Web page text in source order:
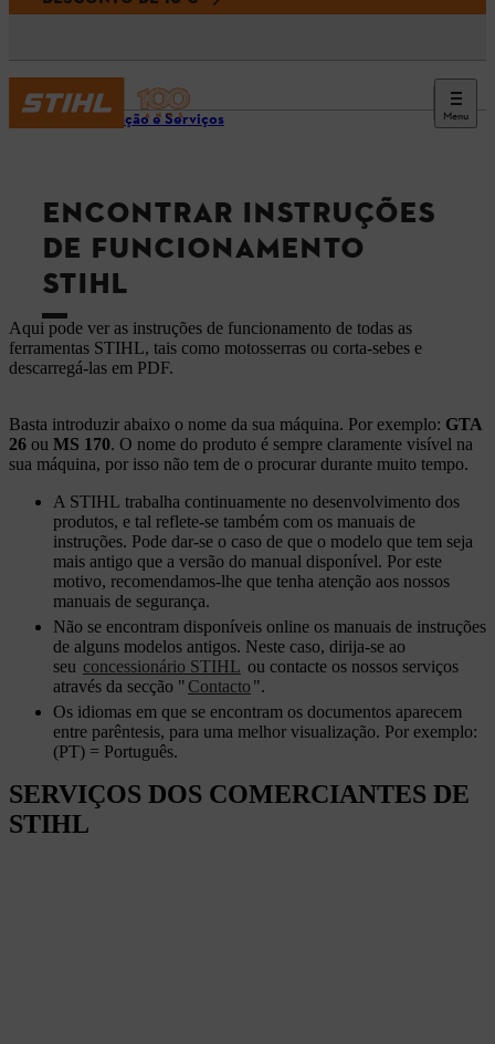
Menu
Informação e Serviços
ENCONTRAR INSTRUÇÕES
DE FUNCIONAMENTO
STIHL
Aqui pode ver as instruções de funcionamento de todas as
ferramentas STIHL, tais como motosserras ou corta-sebes e
descarregá-las em PDF.
Basta introduzir abaixo o nome da sua máquina. Por exemplo: GTA
26 ou MS 170. O nome do produto é sempre claramente visível na
sua máquina, por isso não tem de o procurar durante muito tempo.
A STIHL trabalha continuamente no desenvolvimento dos
produtos, e tal reflete-se também com os manuais de
instruções. Pode dar-se o caso de que o modelo que tem seja
mais antigo que a versão do manual disponível. Por este
motivo, recomendamos-lhe que tenha atenção aos nossos
manuais de segurança.
Não se encontram disponíveis online os manuais de instruções
de alguns modelos antigos. Neste caso, dirija-se ao
seu concessionário STIHL ou contacte os nossos serviços
através da secção " Contacto ".
Os idiomas em que se encontram os documentos aparecem
entre parêntesis, para uma melhor visualização. Por exemplo:
(PT) = Português.
SERVIÇOS DOS COMERCIANTES DE
STIHL